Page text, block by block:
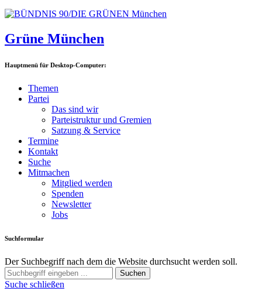
Grüne München
Hauptmenü für Desktop-Computer:
Themen
Partei
Das sind wir
Parteistruktur und Gremien
Satzung & Service
Termine
Kontakt
Suche
Mitmachen
Mitglied werden
Spenden
Newsletter
Jobs
Suchformular
Der Suchbegriff nach dem die Website durchsucht werden soll.
Suchen
Suche schließen